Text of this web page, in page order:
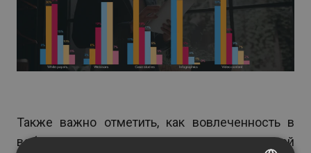
Также важно отметить, как вовлеченность в
вебинары изменилась в связи с пандемией